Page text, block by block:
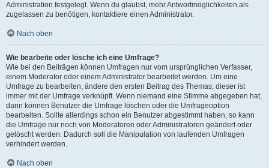
Administration festgelegt. Wenn du glaubst, mehr Antwortmöglichkeiten als
zugelassen zu benötigen, kontaktiere einen Administrator.
Nach oben
Wie bearbeite oder lösche ich eine Umfrage?
Wie bei den Beiträgen können Umfragen nur vom ursprünglichen Verfasser,
einem Moderator oder einem Administrator bearbeitet werden. Um eine
Umfrage zu bearbeiten, ändere den ersten Beitrag des Themas; dieser ist
immer mit der Umfrage verknüpft. Wenn niemand eine Stimme abgegeben hat,
dann können Benutzer die Umfrage löschen oder die Umfrageoption
bearbeiten. Sollte allerdings schon ein Benutzer abgestimmt haben, so kann
die Umfrage nur noch von Moderatoren oder Administratoren geändert oder
gelöscht werden. Dadurch soll die Manipulation von laufenden Umfragen
verhindert werden.
Nach oben